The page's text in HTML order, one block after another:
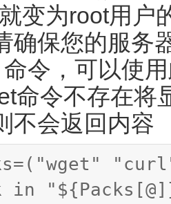
变为root用户
确保您的服务
命令，可以使
命令不存在将
不会返回内容
in